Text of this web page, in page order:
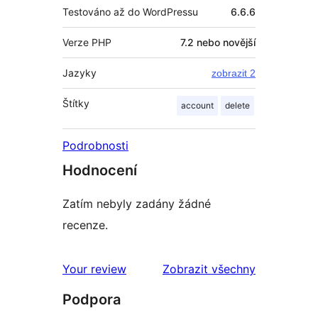
Testováno až do WordPressu 6.6.6
Verze PHP 7.2 nebo novější
Jazyky zobrazit 2
Štítky account delete
Podrobnosti
Hodnocení
Zatím nebyly zadány žádné
recenze.
Your review
Zobrazit všechny
Podpora